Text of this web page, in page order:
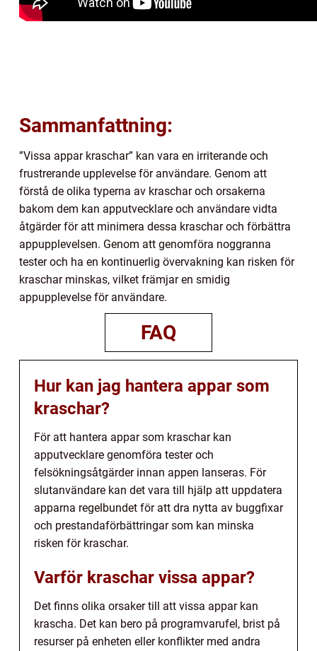
Sammanfattning:
”Vissa appar kraschar” kan vara en irriterande och
frustrerande upplevelse för användare. Genom att
förstå de olika typerna av kraschar och orsakerna
bakom dem kan apputvecklare och användare vidta
åtgärder för att minimera dessa kraschar och förbättra
appupplevelsen. Genom att genomföra noggranna
tester och ha en kontinuerlig övervakning kan risken för
kraschar minskas, vilket främjar en smidig
appupplevelse för användare.
FAQ
Hur kan jag hantera appar som
kraschar?
För att hantera appar som kraschar kan
apputvecklare genomföra tester och
felsökningsåtgärder innan appen lanseras. För
slutanvändare kan det vara till hjälp att uppdatera
apparna regelbundet för att dra nytta av buggfixar
och prestandaförbättringar som kan minska
risken för kraschar.
Varför kraschar vissa appar?
Det finns olika orsaker till att vissa appar kan
krascha. Det kan bero på programvarufel, brist på
resurser på enheten eller konflikter med andra